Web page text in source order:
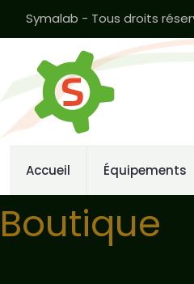
Symalab - Tous droits
Accueil Équipements
Boutique